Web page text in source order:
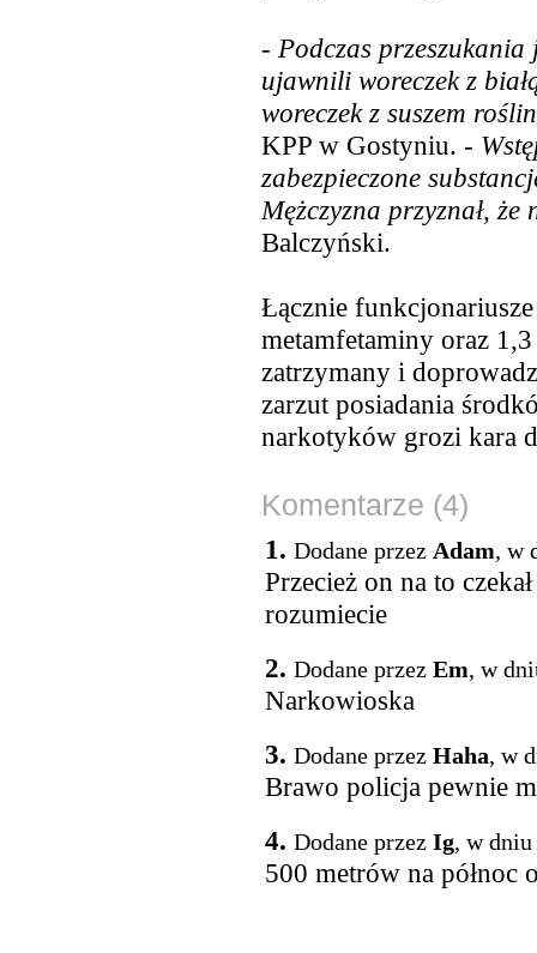
- Podczas
ujawnili woreczek z
woreczek z suszem
KPP w Gostyniu. -
zabezpieczone
Mężczyzna przyznał,
Balczyński.
Łącznie
metamfetaminy oraz
zatrzymany i
zarzut posiadania
narkotyków grozi kara
Komentarze (4)
1. Dodane przez Adam, w
Przecież on na to
rozumiecie
2. Dodane przez Em, w
Narkowioska
3. Dodane przez Haha, w
Brawo policja pewnie
4. Dodane przez Ig, w dniu
500 metrów na północ